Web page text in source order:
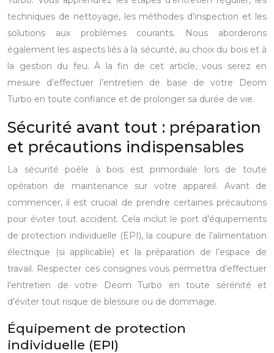
techniques de nettoyage, les méthodes d’inspection et les
solutions aux problèmes courants. Nous aborderons
également les aspects liés à la sécurité, au choix du bois et à
la gestion du feu. À la fin de cet article, vous serez en
mesure d’effectuer l’entretien de base de votre Deom
Turbo en toute confiance et de prolonger sa durée de vie.
Sécurité avant tout : préparation
et précautions indispensables
La sécurité poêle à bois est primordiale lors de toute
opération de maintenance sur votre appareil. Avant de
commencer, il est crucial de prendre certaines précautions
pour éviter tout accident. Cela inclut le port d’équipements
de protection individuelle (EPI), la coupure de l’alimentation
électrique (si applicable) et la préparation de l’espace de
travail. Respecter ces consignes vous permettra d’effectuer
l’entretien de votre Deom Turbo en toute sérénité et
d’éviter tout risque de blessure ou de dommage.
Équipement de protection
individuelle (EPI)